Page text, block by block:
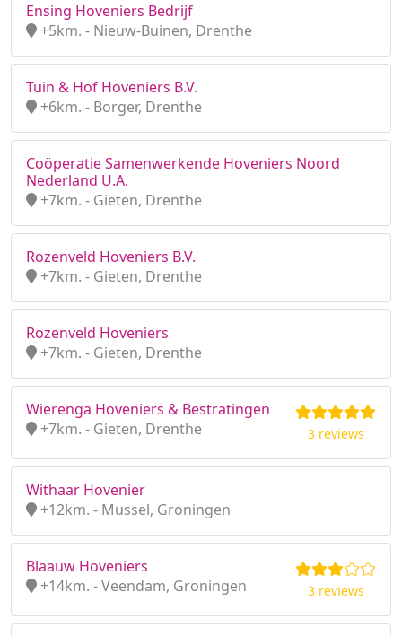
Ensing Hoveniers Bedrijf
+5km. - Nieuw-Buinen, Drenthe
Tuin & Hof Hoveniers B.V.
+6km. - Borger, Drenthe
Coöperatie Samenwerkende Hoveniers Noord
Nederland U.A.
+7km. - Gieten, Drenthe
Rozenveld Hoveniers B.V.
+7km. - Gieten, Drenthe
Rozenveld Hoveniers
+7km. - Gieten, Drenthe
Wierenga Hoveniers & Bestratingen
+7km. - Gieten, Drenthe
3 reviews
Withaar Hovenier
+12km. - Mussel, Groningen
Blaauw Hoveniers
+14km. - Veendam, Groningen
3 reviews